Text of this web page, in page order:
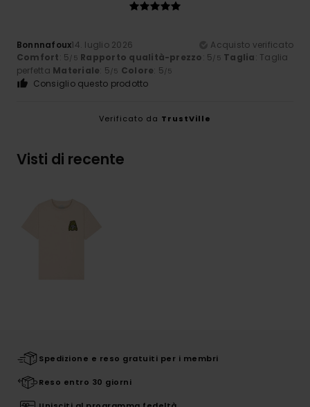
Bonnnafoux14. luglio 2026
Acquisto verificato
Comfort: 5/5 Rapporto qualità-prezzo: 5/5 Taglia: Taglia
perfetta Materiale: 5/5 Colore: 5/5
Consiglio questo prodotto
Verificato da TrustVille
Visti di recente
Spedizione e reso gratuiti per i membri
Reso entro 30 giorni